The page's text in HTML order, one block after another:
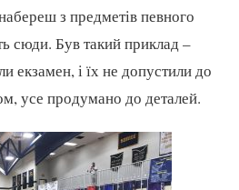
з предметів певного
сюди. Був такий приклад –
екзамен, і їх не допустили до
усе продумано до деталей.